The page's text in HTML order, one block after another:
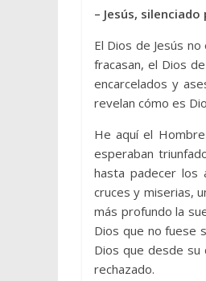
– Jesús,
El Dios de Jesús
fracasan, el Dios
encarcelados y
revelan cómo es
He aquí el
esperaban
hasta padecer los
cruces y miserias,
más profundo la
Dios que no fuese
Dios que desde su
rechazado.